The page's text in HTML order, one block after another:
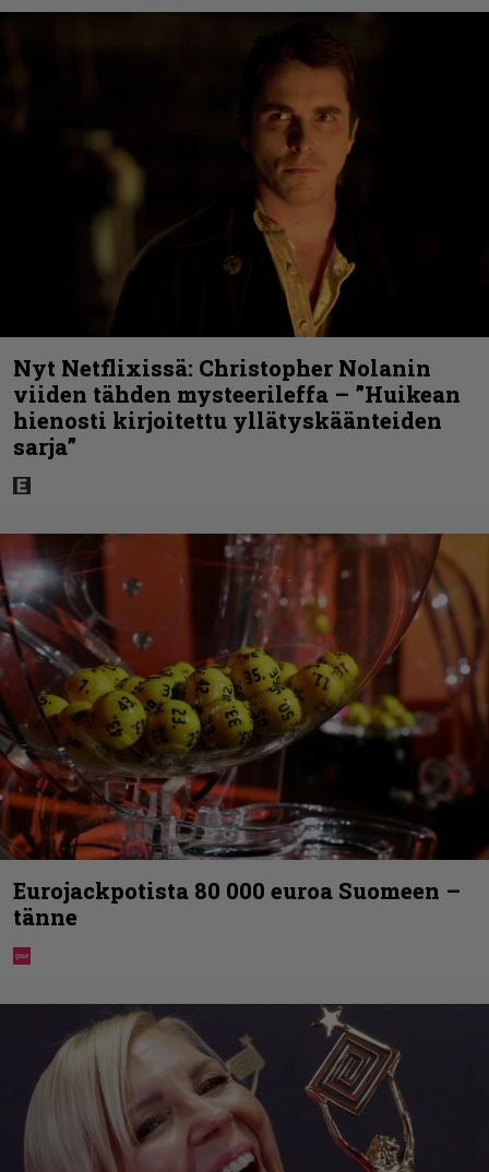
Nyt Netflixissä: Christopher Nolanin
viiden tähden mysteerileffa – ”Huikean
hienosti kirjoitettu yllätyskäänteiden
sarja”
Eurojackpotista 80 000 euroa Suomeen –
tänne